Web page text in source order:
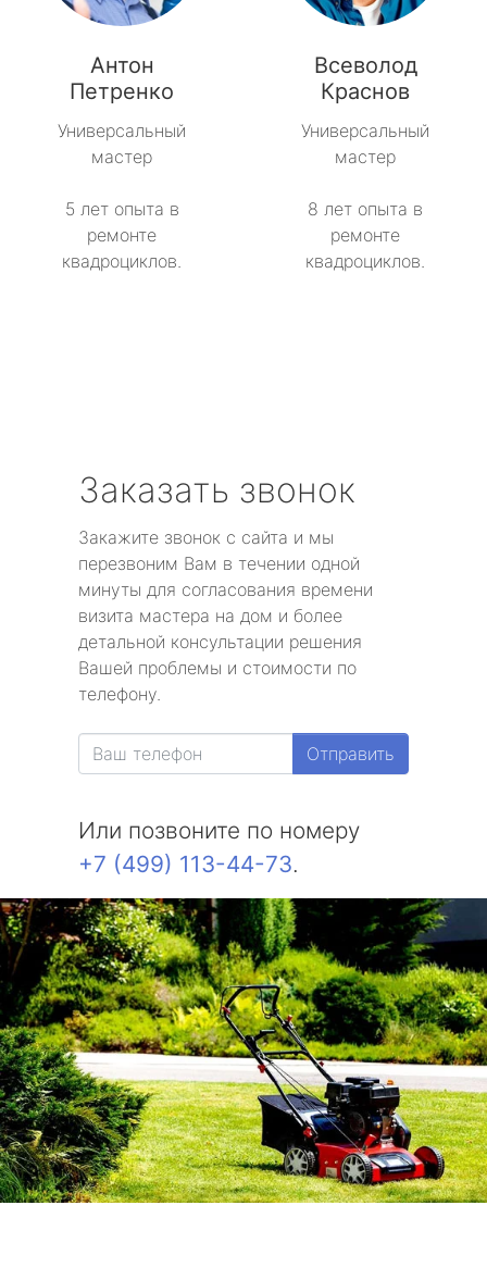
Антон
Петренко
Универсальный
мастер
5 лет опыта в
ремонте
квадроциклов.
Всеволод
Краснов
Универсальный
мастер
8 лет опыта в
ремонте
квадроциклов.
Заказать звонок
Закажите звонок с сайта и мы
перезвоним Вам в течении одной
минуты для согласования времени
визита мастера на дом и более
детальной консультации решения
Вашей проблемы и стоимости по
телефону.
Отправить
Или позвоните по номеру
+7 (499) 113-44-73.